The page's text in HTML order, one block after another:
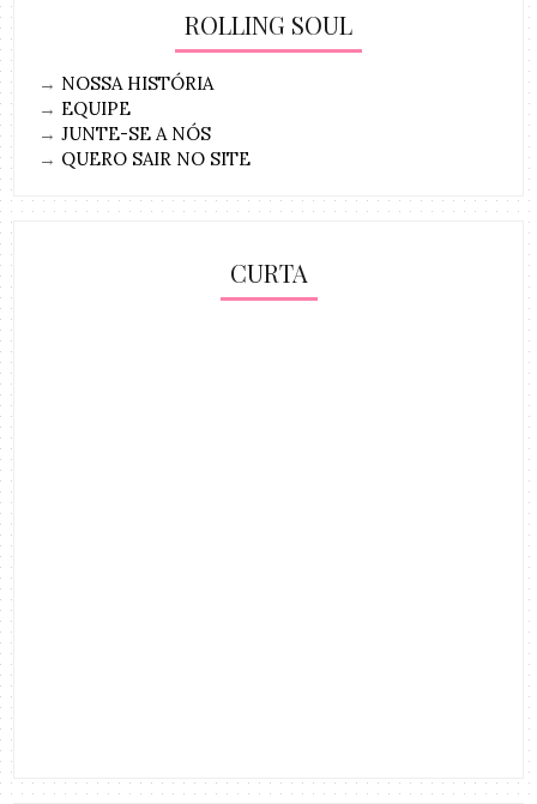
ROLLING SOUL
→ NOSSA HISTÓRIA
→ EQUIPE
→JUNTE-SE A NÓS
→ QUERO SAIR NO SITE
CURTA